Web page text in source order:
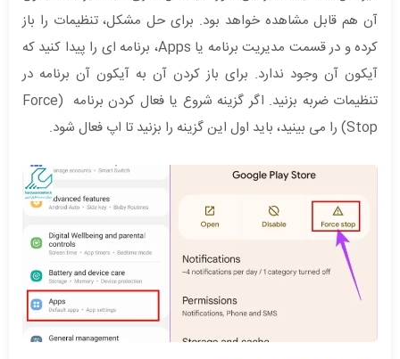
آن هم قابل مشاهده خواهد بود. برای حل مشکل، تنظیمات را باز
کرده و در قسمت مدیریت برنامه یا Apps، برنامه ای را پیدا کنید که
آیکون آن وجود ندارد. برای باز کردن آن به آیکون آن برنامه در
تنظیمات ضربه بزنید. اگر گزینه شروع یا فعال کردن برنامه (Force
Stop) را می بینید، باید اول این گزینه را بزنید تا اپ فعال شود.